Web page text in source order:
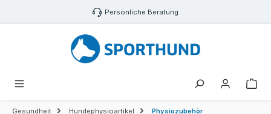
Zum Hauptinhalt springen Persönliche Beratung
Gesundheit Hundephysioartikel Physiozubehör